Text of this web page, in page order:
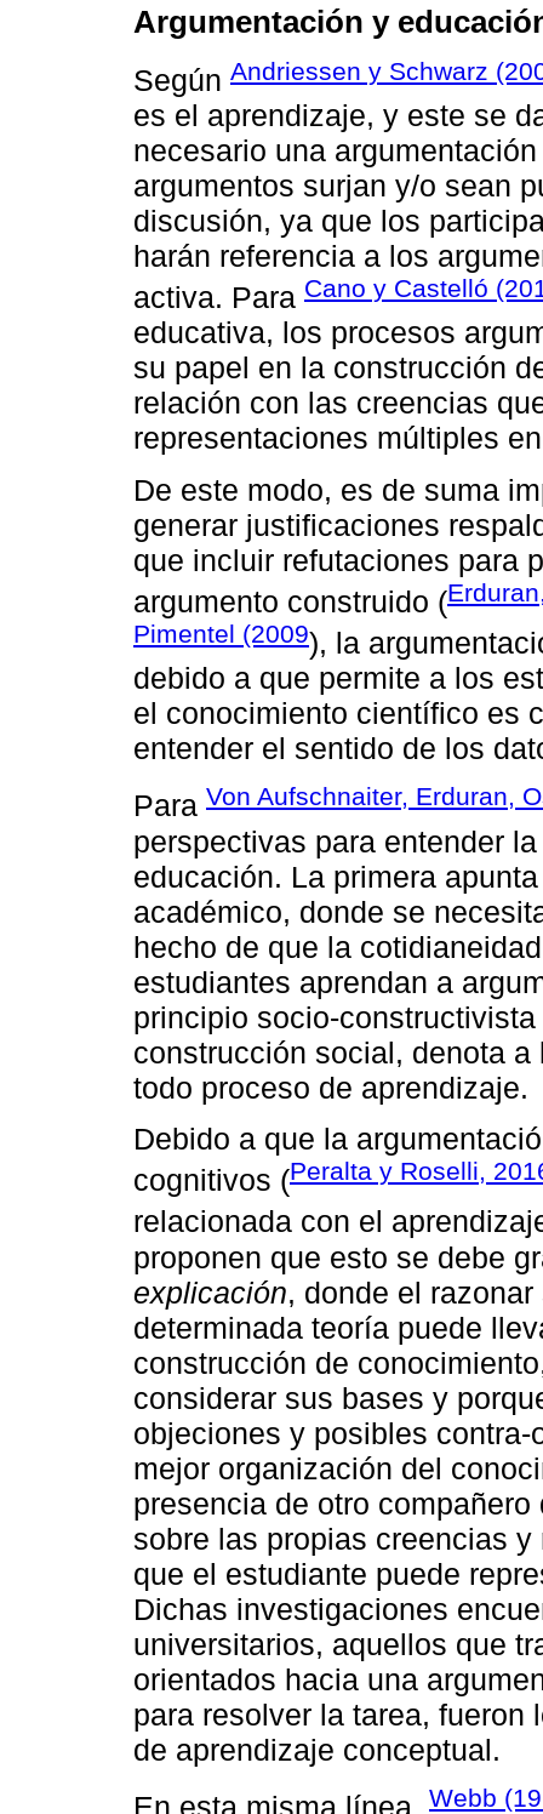
Argumentación y
Según Andriessen y Schwarz
es el aprendizaje, y este se
necesario una
argumentos surjan y/o sean
discusión, ya que los
harán referencia a los
activa. Para Cano y Castelló
educativa, los procesos
su papel en la construcción
relación con las creencias
representaciones múltiples
De este modo, es de suma
generar justificaciones
que incluir refutaciones para
argumento construido (
Pimentel (2009), la
debido a que permite a los
el conocimiento científico es
entender el sentido de los
Para Von Aufschnaiter, Erduran,
perspectivas para entender
educación. La primera
académico, donde se
hecho de que la
estudiantes aprendan a
principio socio-
construcción social, denota
todo proceso de aprendizaje.
Debido a que la
cognitivos (Peralta y Roselli,
relacionada con el
proponen que esto se debe
explicación, donde el
determinada teoría puede
construcción de
considerar sus bases y
objeciones y posibles
mejor organización del
presencia de otro
sobre las propias creencias
que el estudiante puede
Dichas investigaciones
universitarios, aquellos que
orientados hacia una
para resolver la tarea, fueron
de aprendizaje conceptual.
En esta misma línea,
Webb